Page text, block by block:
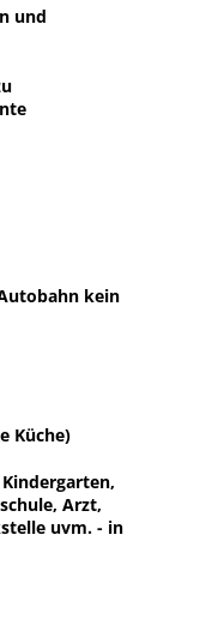
und
kein
Küche)
Arzt,
uvm. - in